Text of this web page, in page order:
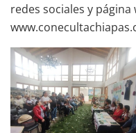
redes sociales y